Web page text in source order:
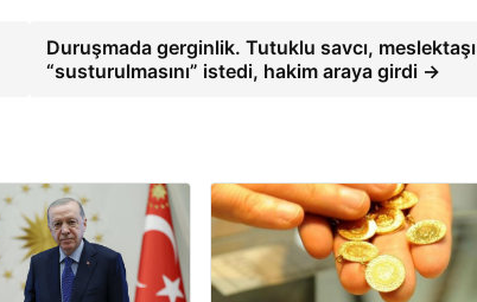
Duruşmada gerginlik. Tutuklu savcı,
“susturulmasını” istedi, hakim araya girdi →